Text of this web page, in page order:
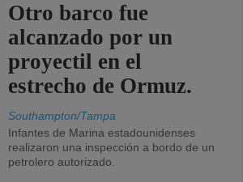
Otro barco fue
alcanzado por un
proyectil en el
estrecho de Ormuz.
Southampton/Tampa
Infantes de Marina estadounidenses
realizaron una inspección a bordo de un
petrolero autorizado.